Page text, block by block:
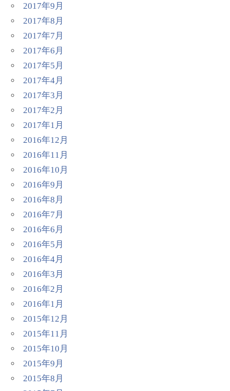
2017年9月
2017年8月
2017年7月
2017年6月
2017年5月
2017年4月
2017年3月
2017年2月
2017年1月
2016年12月
2016年11月
2016年10月
2016年9月
2016年8月
2016年7月
2016年6月
2016年5月
2016年4月
2016年3月
2016年2月
2016年1月
2015年12月
2015年11月
2015年10月
2015年9月
2015年8月